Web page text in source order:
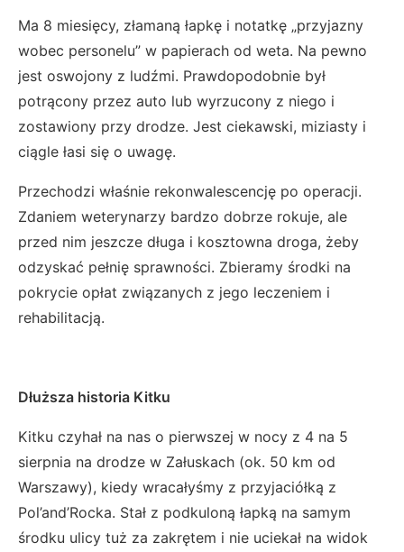
Ma 8 miesięcy, złamaną łapkę i notatkę „przyjazny
wobec personelu” w papierach od weta. Na pewno
jest oswojony z ludźmi. Prawdopodobnie był
potrącony przez auto lub wyrzucony z niego i
zostawiony przy drodze. Jest ciekawski, miziasty i
ciągle łasi się o uwagę.
Przechodzi właśnie rekonwalescencję po operacji.
Zdaniem weterynarzy bardzo dobrze rokuje, ale
przed nim jeszcze długa i kosztowna droga, żeby
odzyskać pełnię sprawności. Zbieramy środki na
pokrycie opłat związanych z jego leczeniem i
rehabilitacją.
Dłuższa historia Kitku
Kitku czyhał na nas o pierwszej w nocy z 4 na 5
sierpnia na drodze w Załuskach (ok. 50 km od
Warszawy), kiedy wracałyśmy z przyjaciółką z
Pol’and’Rocka. Stał z podkuloną łapką na samym
środku ulicy tuż za zakrętem i nie uciekał na widok